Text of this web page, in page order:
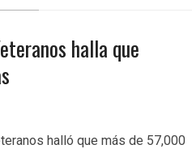
halla que
halló que más de 57,000